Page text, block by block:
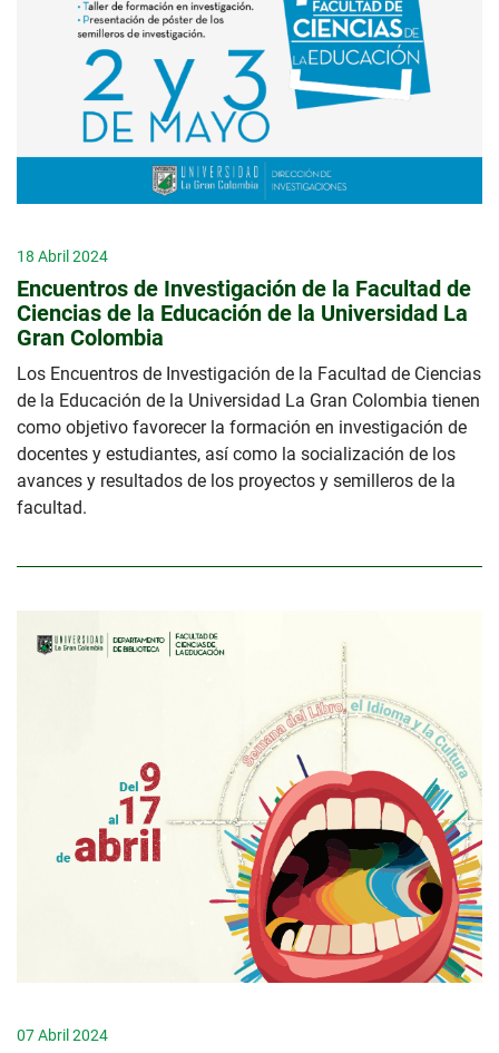
18 Abril 2024
Encuentros de Investigación de la Facultad de
Ciencias de la Educación de la Universidad La
Gran Colombia
Los Encuentros de Investigación de la Facultad de Ciencias
de la Educación de la Universidad La Gran Colombia tienen
como objetivo favorecer la formación en investigación de
docentes y estudiantes, así como la socialización de los
avances y resultados de los proyectos y semilleros de la
facultad.
07 Abril 2024